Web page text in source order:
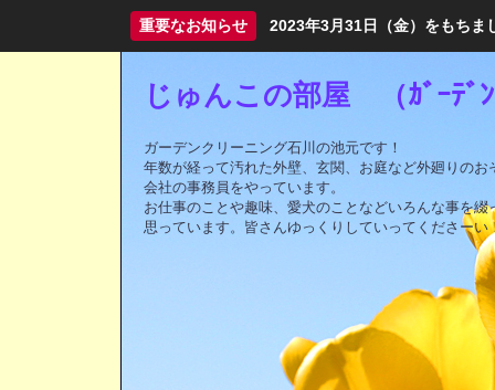
重要なお知らせ 2023年3月31日（金）をもちま
じゅんこの部屋 （ｶﾞｰﾃﾞﾝ
ガーデンクリーニング石川の池元です！
年数が経って汚れた外壁、玄関、お庭など外廻りのお
会社の事務員をやっています。
お仕事のことや趣味、愛犬のことなどいろんな事を綴
思っています。皆さんゆっくりしていってくださーい